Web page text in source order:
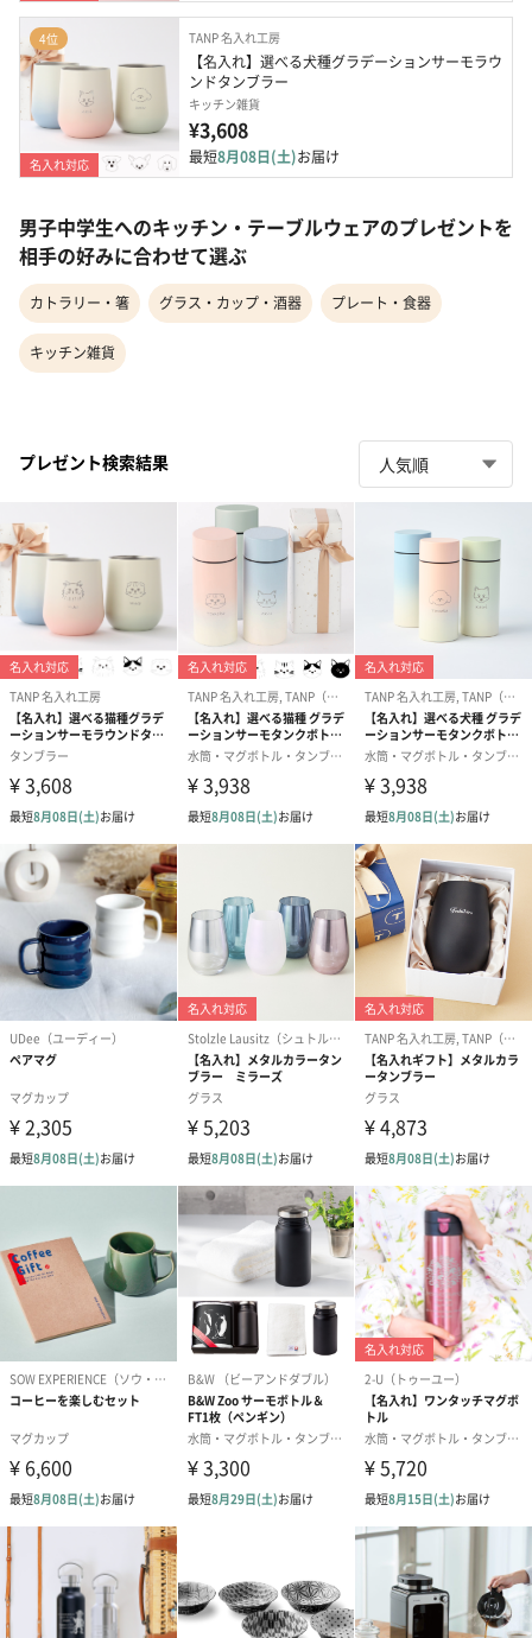
4位
名入れ対応
TANP 名入れ工房
【名入れ】選べる犬種グラデーションサーモラウ
ンドタンブラー
キッチン雑貨
¥3,608
最短8月08日(土)お届け
男子中学生へのキッチン・テーブルウェアのプレゼントを
相手の好みに合わせて選ぶ
カトラリー・箸 グラス・カップ・酒器 プレート・食器
キッチン雑貨
プレゼント検索結果